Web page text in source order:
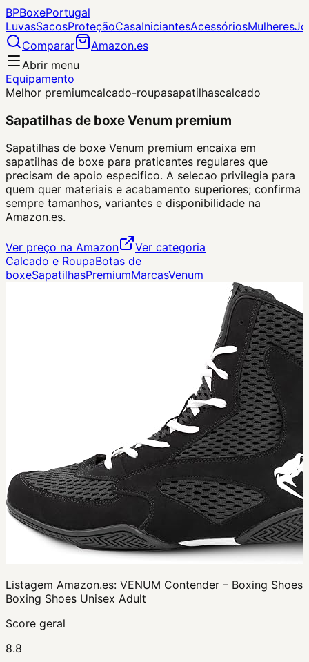
BPBoxePortugal
LuvasSacosProteçãoCasaIniciantesAcessóriosMulheres
Comparar
Amazon.es
Abrir menu
Equipamento
Melhor premiumcalcado-roupasapatilhascalcado
Sapatilhas de boxe Venum premium
Sapatilhas de boxe Venum premium encaixa em
sapatilhas de boxe para praticantes regulares que
precisam de apoio especifico. A selecao privilegia para
quem quer materiais e acabamento superiores; confirma
sempre tamanhos, variantes e disponibilidade na
Amazon.es.
Ver preço na Amazon
Ver categoria
Calcado e RoupaBotas de
boxeSapatilhasPremiumMarcasVenum
Listagem Amazon.es: VENUM Contender – Boxing Shoes
Boxing Shoes Unisex Adult
Score geral
8.8